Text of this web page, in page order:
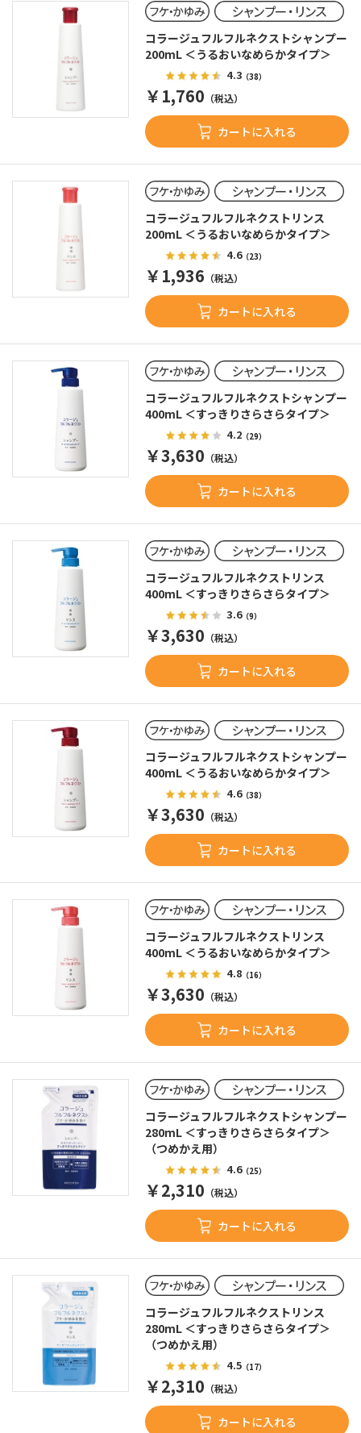
コラージュフルフルネクストシャンプー
200mL ＜うるおいなめらかタイプ＞
4.3（38）
￥1,760 （税込）
カートに入れる
コラージュフルフルネクストリンス
200mL ＜うるおいなめらかタイプ＞
4.6（23）
￥1,936 （税込）
カートに入れる
コラージュフルフルネクストシャンプー
400mL ＜すっきりさらさらタイプ＞
4.2（29）
￥3,630 （税込）
カートに入れる
コラージュフルフルネクストリンス
400mL ＜すっきりさらさらタイプ＞
3.6（9）
￥3,630 （税込）
カートに入れる
コラージュフルフルネクストシャンプー
400mL ＜うるおいなめらかタイプ＞
4.6（38）
￥3,630 （税込）
カートに入れる
コラージュフルフルネクストリンス
400mL ＜うるおいなめらかタイプ＞
4.8（16）
￥3,630 （税込）
カートに入れる
コラージュフルフルネクストシャンプー
280mL ＜すっきりさらさらタイプ＞
（つめかえ用）
4.6（25）
￥2,310 （税込）
カートに入れる
コラージュフルフルネクストリンス
280mL ＜すっきりさらさらタイプ＞
（つめかえ用）
4.5（17）
￥2,310 （税込）
カートに入れる